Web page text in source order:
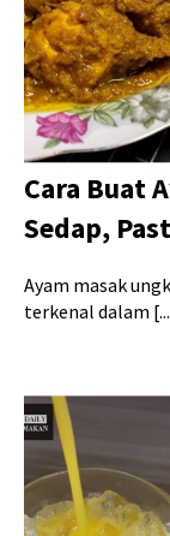
Cara Buat
Sedap,
Ayam masak
terkenal dalam